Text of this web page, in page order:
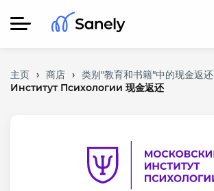
主页 › 商店 › 类别"教育和书籍"中的现金返还
Институт Психологии 现金返还